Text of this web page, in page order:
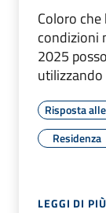
Coloro
condizioni
2025
Risposta
Residenza
LEGGI DI PIÙ